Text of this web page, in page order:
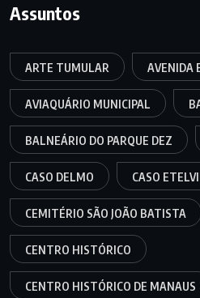
Assuntos
ARTE TUMULAR AVENIDA
AVIAQUÁRIO MUNICIPAL
BALNEÁRIO DO PARQUE DEZ
CASO DELMO CASO
CEMITÉRIO SÃO JOÃO BATISTA
CENTRO HISTÓRICO
CENTRO HISTÓRICO DE MANAUS